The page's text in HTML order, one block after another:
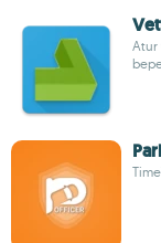
Atur